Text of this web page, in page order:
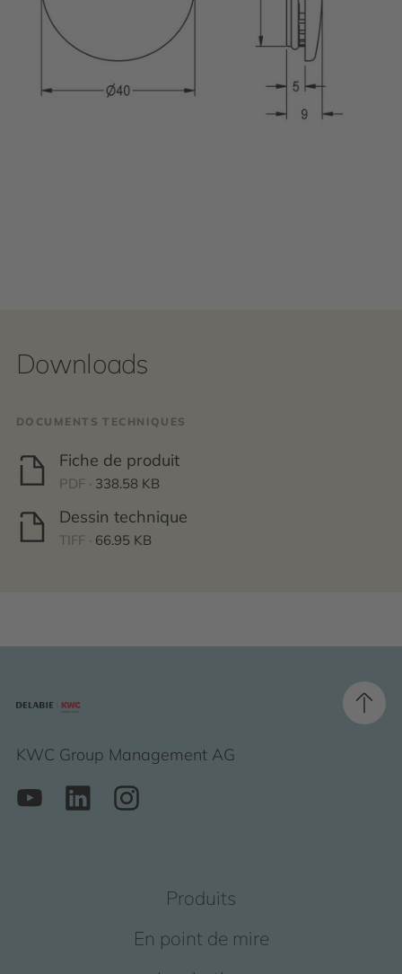
Downloads
DOCUMENTS TECHNIQUES
Fiche de produit
PDF · 338.58 KB
Dessin technique
TIFF · 66.95 KB
KWC Group Management AG
Produits
En point de mire